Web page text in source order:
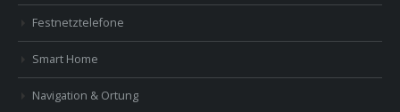
Festnetztelefone
Smart Home
Navigation & Ortung